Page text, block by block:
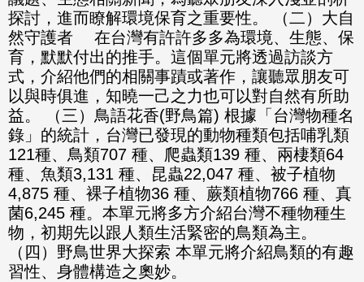
探討，進而瞭解環境保育之重要性。 （二）大自
然守護者 在台灣有許許多多為環境、生態、保
育，默默付出的推手。這個單元將透過訪談方
式，介紹他們的相關事蹟或著作，讓聽眾朋友可
以與時俱進，知曉一己之力也可以對自然有所助
益。 （三）鳥語花香(野鳥篇) 根據「台灣物種名
錄」的統計，台灣已發現的動物種類包括哺乳類
121種、鳥類707 種、爬蟲類139 種、兩棲類64
種、魚類3,131 種、昆蟲22,047 種、被子植物
4,875 種、裸子植物36 種、蕨類植物766 種、真
菌6,245 種。本單元將多方介紹台灣不種物種生
物，初期先以跟人類生活緊密的鳥類為主。
（四）野鳥世界大探索 本單元將介紹鳥類的有趣
習性、身體構造之奧妙。